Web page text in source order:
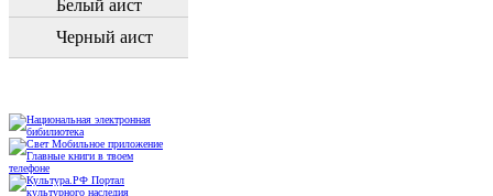
Белый аист
Черный аист